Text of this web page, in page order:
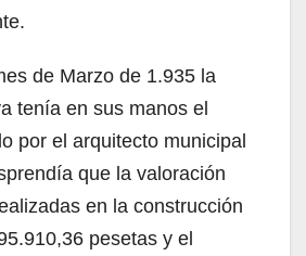
de Marzo de 1.935 la
tenía en sus manos el
por el arquitecto municipal
que la valoración
en la construcción
pesetas y el